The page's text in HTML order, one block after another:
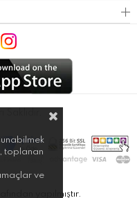
yapılmıştır.
toplanan
ve